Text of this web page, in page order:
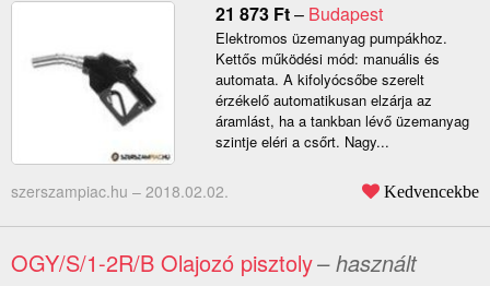
21 873 Ft– Budapest
Elektromos üzemanyag pumpákhoz.
Kettős működési mód: manuális és
automata. A kifolyócsőbe szerelt
érzékelő automatikusan elzárja az
áramlást, ha a tankban lévő üzemanyag
szintje eléri a csőrt. Nagy...
szerszampiac.hu – 2018.02.02. Kedvencekbe
OGY/S/1-2R/B Olajozó pisztoly– használt